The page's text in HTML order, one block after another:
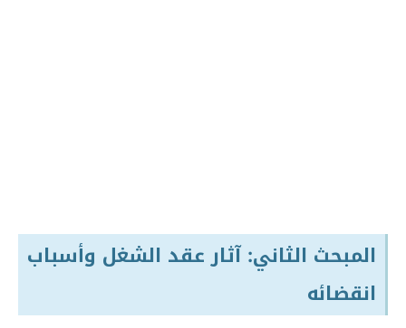
المبحث الثاني: آثار عقد الشغل وأسباب
انقضائه